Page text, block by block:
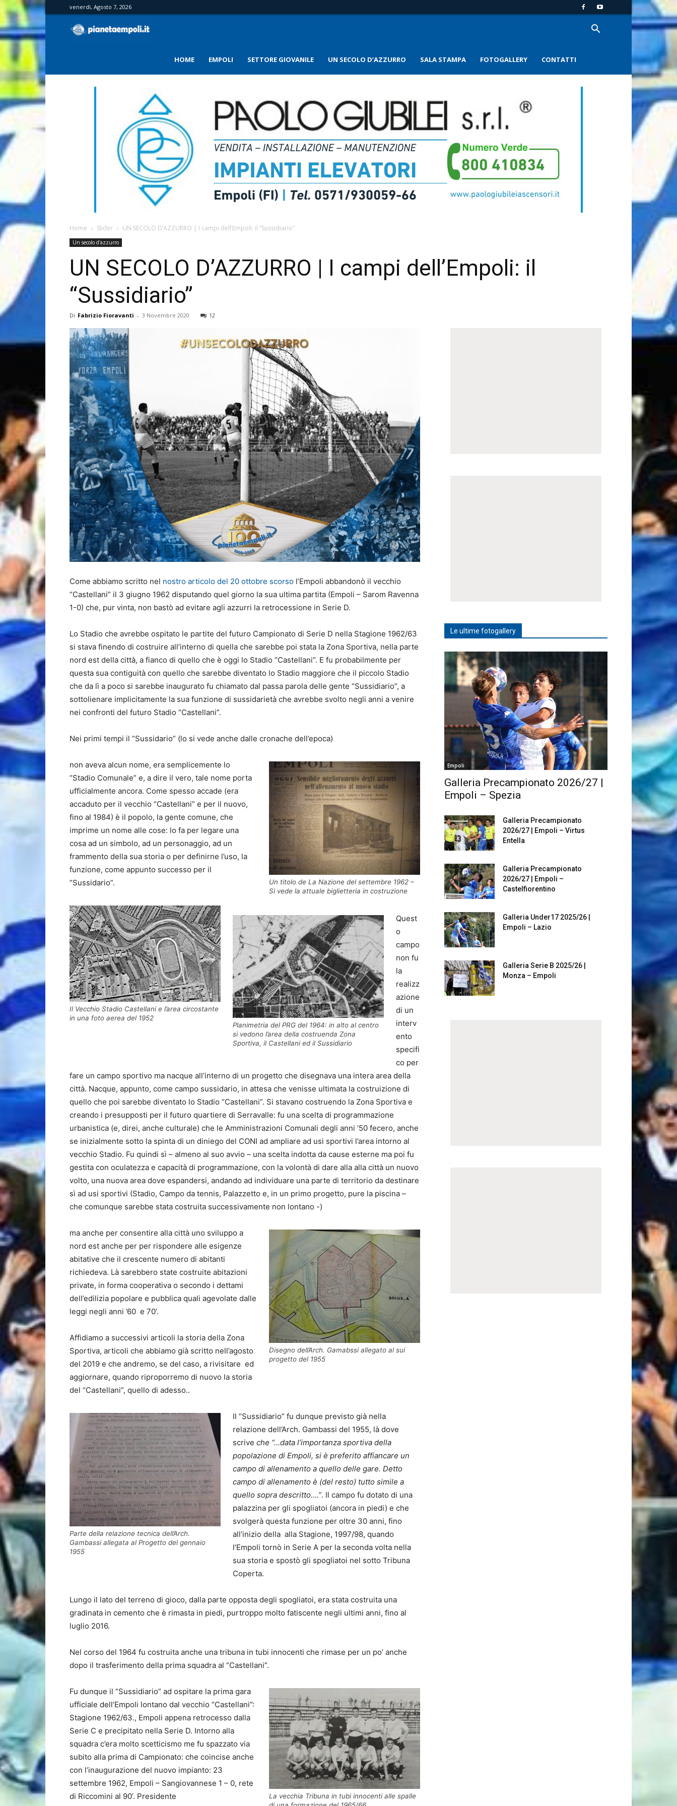
venerdì, Agosto 7, 2026
HOME EMPOLI SETTORE GIOVANILE UN SECOLO D’AZZURRO SALA STAMPA FOTOGALLERY CONTATTI
Home Slider UN SECOLO D’AZZURRO | I campi dell’Empoli: il “Sussidiario”
Un secolo d'azzurro
UN SECOLO D’AZZURRO | I campi dell’Empoli: il
“Sussidiario”
Di Fabrizio Fioravanti - 3 Novembre 2020 12
Come abbiamo scritto nel nostro articolo del 20 ottobre scorso l’Empoli abbandonò il vecchio
“Castellani” il 3 giugno 1962 disputando quel giorno la sua ultima partita (Empoli – Sarom Ravenna
1-0) che, pur vinta, non bastò ad evitare agli azzurri la retrocessione in Serie D.
Lo Stadio che avrebbe ospitato le partite del futuro Campionato di Serie D nella Stagione 1962/63
si stava finendo di costruire all’interno di quella che sarebbe poi stata la Zona Sportiva, nella parte
nord est della città, a fianco di quello che è oggi lo Stadio “Castellani”. E fu probabilmente per
questa sua contiguità con quello che sarebbe diventato lo Stadio maggiore che il piccolo Stadio
che da lì a poco si sarebbe inaugurato fu chiamato dal passa parola delle gente “Sussidiario”, a
sottolienare implicitamente la sua funzione di sussidarietà che avrebbe svolto negli anni a venire
nei confronti del futuro Stadio “Castellani”.
Nei primi tempi il “Sussidario” (lo si vede anche dalle cronache dell’epoca)
Un titolo de La Nazione del settembre 1962 –
Si vede la attuale biglietteria in costruzione
non aveva alcun nome, era semplicemente lo
“Stadio Comunale” e, a dire il vero, tale nome porta
ufficialmente ancora. Come spesso accade (era
accaduto per il vecchio “Castellani” e per il nuovo,
fino al 1984) è il popolo, la gente comune, che
imprime un nome alle cose: lo fa per legare una
cosa ad un simbolo, ad un personaggio, ad un
frammento della sua storia o per definirne l’uso, la
funzione, come appunto successo per il
“Sussidario”.
Il Vecchio Stadio Castellani e l’area circostante
in una foto aerea del 1952
Planimetria del PRG del 1964: in alto al centro
si vedono l’area della costruenda Zona
Sportiva, il Castellani ed il Sussidiario
Quest
o
campo
non fu
la
realizz
azione
di un
interv
ento
specifi
co per
fare un campo sportivo ma nacque all’interno di un progetto che disegnava una intera area della
città. Nacque, appunto, come campo sussidario, in attesa che venisse ultimata la costruizione di
quello che poi sarebbe diventato lo Stadio “Castellani”. Si stavano costruendo la Zona Sportiva e
creando i presupposti per il futuro quartiere di Serravalle: fu una scelta di programmazione
urbanistica (e, direi, anche culturale) che le Amministrazioni Comunali degli anni ’50 fecero, anche
se inizialmente sotto la spinta di un diniego del CONI ad ampliare ad usi sportivi l’area intorno al
vecchio Stadio. Fu quindi sì – almeno al suo avvio – una scelta indotta da cause esterne ma poi fu
gestita con oculatezza e capacità di programmazione, con la volontà di dare alla alla città un nuovo
volto, una nuova area dove espandersi, andando ad individuare una parte di territorio da destinare
sì ad usi sportivi (Stadio, Campo da tennis, Palazzetto e, in un primo progetto, pure la piscina –
che comunque sarebbe stata costruita successivamente non lontano -)
Disegno dell’Arch. Gamabssi allegato al sui
progetto del 1955
ma anche per consentire alla città uno sviluppo a
nord est anche per per rispondere alle esigenze
abitative che il crescente numero di abitanti
richiedeva. Là sarebbero state costruite abitazioni
private, in forma cooperativa o secondo i dettami
dell’edilizia popolare e pubblica quali agevolate dalle
leggi negli anni ’60 e 70’.
Affidiamo a successivi articoli la storia della Zona
Sportiva, articoli che abbiamo già scritto nell’agosto
del 2019 e che andremo, se del caso, a rivisitare ed
aggiornare, quando riproporremo di nuovo la storia
del “Castellani”, quello di adesso..
Parte della relazione tecnica dell’Arch.
Gambassi allegata al Progetto del gennaio
1955
Il “Sussidiario” fu dunque previsto già nella
relazione dell’Arch. Gambassi del 1955, là dove
scrive che “…data l’importanza sportiva della
popolazione di Empoli, si è preferito affiancare un
campo di allenamento a quello delle gare. Detto
campo di allenamento è (del resto) tutto simile a
quello sopra descritto….”. Il campo fu dotato di una
palazzina per gli spogliatoi (ancora in piedi) e che
svolgerà questa funzione per oltre 30 anni, fino
all’inizio della alla Stagione, 1997/98, quando
l’Empoli tornò in Serie A per la seconda volta nella
sua storia e spostò gli spogliatoi nel sotto Tribuna
Coperta.
Lungo il lato del terreno di gioco, dalla parte opposta degli spogliatoi, era stata costruita una
gradinata in cemento che è rimasta in piedi, purtroppo molto fatiscente negli ultimi anni, fino al
luglio 2016.
Nel corso del 1964 fu costruita anche una tribuna in tubi innocenti che rimase per un po’ anche
dopo il trasferimento della prima squadra al “Castellani”.
La vecchia Tribuna in tubi innocenti alle spalle
Fu dunque il “Sussidiario” ad ospitare la prima gara
ufficiale dell’Empoli lontano dal vecchio “Castellani”:
Stagione 1962/63., Empoli appena retrocesso dalla
Serie C e precipitato nella Serie D. Intorno alla
squadra c’era molto scetticismo me fu spazzato via
subito alla prima di Campionato: che coincise anche
con l’inaugurazione del nuovo impianto: 23
settembre 1962, Empoli – Sangiovannese 1 – 0, rete
di Riccomini al 90’. Presidente
Le ultime fotogallery
Empoli
Galleria Precampionato 2026/27 |
Empoli – Spezia
Galleria Precampionato
2026/27 | Empoli – Virtus
Entella
Galleria Precampionato
2026/27 | Empoli –
Castelfiorentino
Galleria Under17 2025/26 |
Empoli – Lazio
Galleria Serie B 2025/26 |
Monza – Empoli